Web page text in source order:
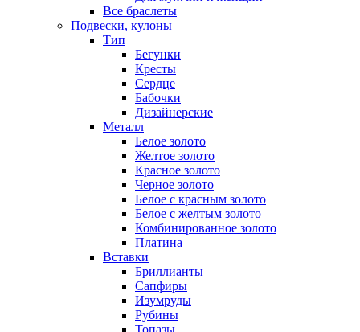
Все браслеты
Подвески, кулоны
Тип
Бегунки
Кресты
Сердце
Бабочки
Дизайнерские
Металл
Белое золото
Желтое золото
Красное золото
Черное золото
Белое с красным золото
Белое с желтым золото
Комбинированное золото
Платина
Вставки
Бриллианты
Сапфиры
Изумруды
Рубины
Топазы